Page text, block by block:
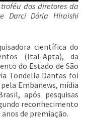
dos diretores da
Darci Dória Hiraishi
científica do
(Ital-Apta), da
do Estado de São
Tondella Dantas foi
Embanews, mídia
após pesquisas
reconhecimento
de premiação.